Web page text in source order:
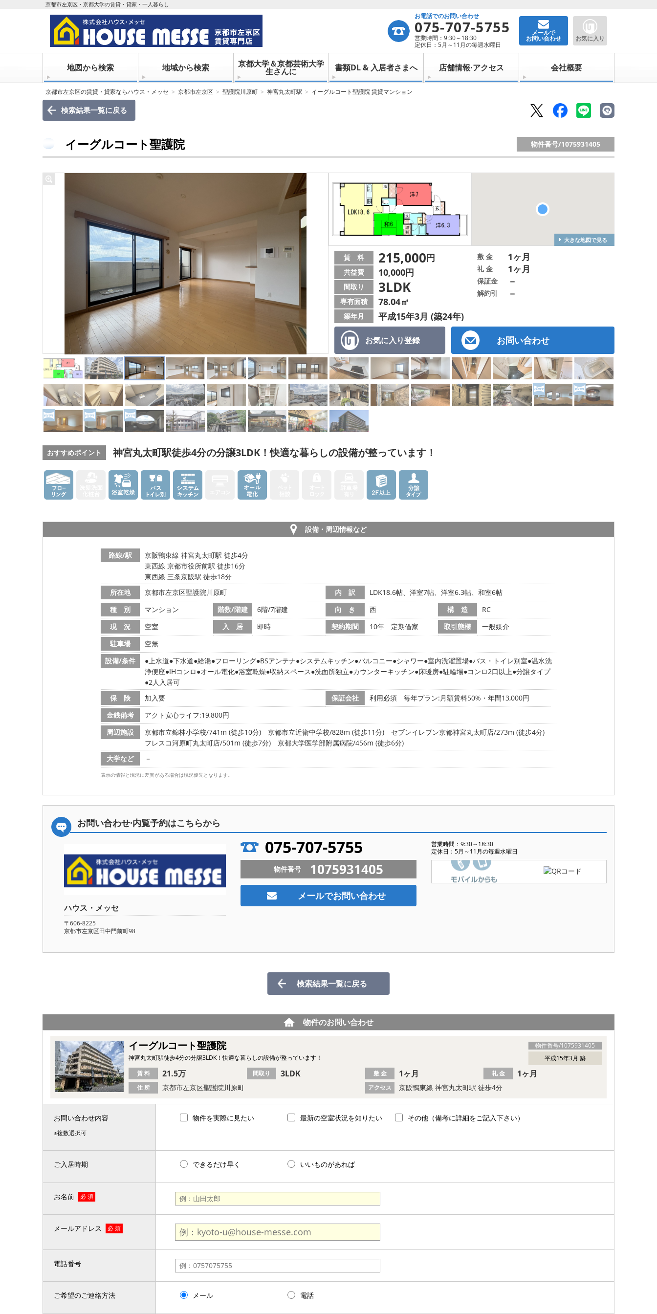
京都市左京区・京都大学の賃貸・貸家・一人暮らし
お電話でのお問い合わせ
075-707-5755
営業時間：9:30～18:30
定休日：5月～11月の毎週水曜日
メールで
お問い合わせ お気に入り
地図から検索 地域から検索 京都大学＆京都芸術大学
生さんに 書類DL & 入居者さまへ 店舗情報·アクセス 会社概要
京都市左京区の賃貸・貸家ならハウス・メッセ 京都市左京区 聖護院川原町 神宮丸太町駅 イーグルコート聖護院 賃貸マンション
検索結果一覧に戻る
イーグルコート聖護院 物件番号/1075931405
大きな地図で見る
お気に入り登録 お問い合わせ
賃 料 215,000円
共益費 10,000円
間取り 3LDK
専有面積 78.04㎡
築年月 平成15年3月 (築24年)
敷 金 1ヶ月
礼 金 1ヶ月
保証金 －
解約引 －
おすすめポイント 神宮丸太町駅徒歩4分の分譲3LDK！快適な暮らしの設備が整っています！
設備・周辺情報など
路線/駅
京阪鴨東線 神宮丸太町駅 徒歩4分
東西線 京都市役所前駅 徒歩16分
東西線 三条京阪駅 徒歩18分
所在地
京都市左京区聖護院川原町 内 訳
LDK18.6帖、洋室7帖、洋室6.3帖、和室6帖
種 別
マンション 階数/階建 6階/7階建 向 き 西 構 造
RC
現 況
空室 入 居 即時 契約期間 10年 定期借家 取引態様
一般媒介
駐車場
空無
設備/条件
上水道 下水道 給湯 フローリング BSアンテナ システムキッチン バルコニー シャワー 室内洗濯置場 バス・トイレ別室 温水洗
浄便座 IHコンロ オール電化 浴室乾燥 収納スペース 洗面所独立 カウンターキッチン 床暖房 駐輪場 コンロ2口以上 分譲タイプ
2人入居可
保 険
加入要 保証会社
利用必須 毎年プラン:月額賃料50%・年間13,000円
金銭備考
アクト安心ライフ:19,800円
周辺施設
京都市立錦林小学校/741m (徒歩10分) 京都市立近衛中学校/828m (徒歩11分)
セブンイレブン京都神宮丸太町店/273m (徒歩4分)
フレスコ河原町丸太町店/501m (徒歩7分)
京都大学医学部附属病院/456m (徒歩6分)
大学など
－
表示の情報と現況に差異がある場合は現況優先となります。
お問い合わせ·内覧予約はこちらから
ハウス・メッセ
〒606-8225
京都市左京区田中門前町98
075-707-5755
営業時間：9:30～18:30
定休日：5月～11月の毎週水曜日
物件番号 1075931405
メールでお問い合わせ
検索結果一覧に戻る
物件のお問い合わせ
物件番号/1075931405
イーグルコート聖護院
平成15年3月 築
神宮丸太町駅徒歩4分の分譲3LDK！快適な暮らしの設備が整っています！
住 所 京都市左京区聖護院川原町 アクセス 京阪鴨東線 神宮丸太町駅 徒歩4分
賃 料 21.5万 間取り 3LDK 敷 金 1ヶ月 礼 金 1ヶ月
お問い合わせ内容
※複数選択可
物件を実際に見たい 最新の空室状況を知りたい その他（備考に詳細をご記入下さい）
ご入居時期 できるだけ早く いいものがあれば
お名前 必 須
メールアドレス 必 須
電話番号
ご希望のご連絡方法 メール 電話